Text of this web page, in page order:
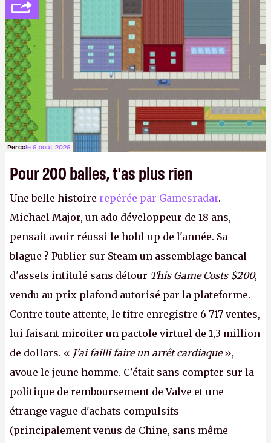
Percole 6 août 2026
Pour 200 balles, t'as plus rien
Une belle histoire repérée par Gamesradar.
Michael Major, un ado développeur de 18 ans,
pensait avoir réussi le hold-up de l'année. Sa
blague ? Publier sur Steam un assemblage bancal
d'assets intitulé sans détour This Game Costs $200,
vendu au prix plafond autorisé par la plateforme.
Contre toute attente, le titre enregistre 6 717 ventes,
lui faisant miroiter un pactole virtuel de 1,3 million
de dollars. « J'ai failli faire un arrêt cardiaque»,
avoue le jeune homme. C'était sans compter sur la
politique de remboursement de Valve et une
étrange vague d'achats compulsifs
(principalement venus de Chine, sans même